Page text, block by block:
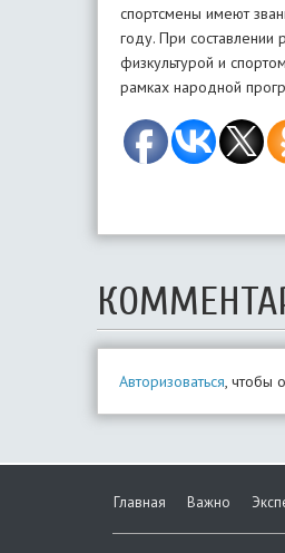
спортсмены имеют
году. При составлении
физкультурой и
рамках народной
Авторизоваться, чтобы
Главная Важно